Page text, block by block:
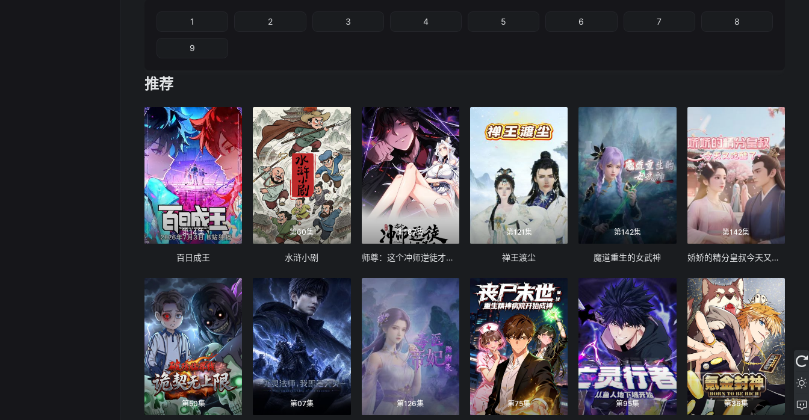
1 2 3 4 5 6 7 8
9
推荐
第14集
百日成王
第60集
水浒小剧
第187集
师尊：这个冲师逆徒才不是圣子 动态漫画
第121集
禅王渡尘
第142集
魔道重生的女武神
第142集
娇娇的精分皇叔今天又吃醋了
第50集 第07集 第126集 第75集 第95集 第36集